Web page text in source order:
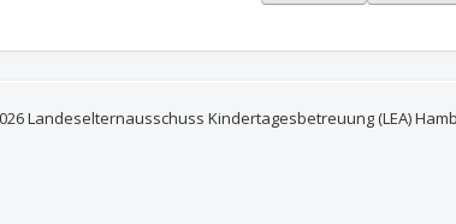
Landeselternausschuss Kindertagesbetreuung (LEA)